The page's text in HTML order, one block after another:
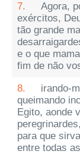
7.
Agora,
exércitos,
tão grande
e o que
fim de não
8.
irando-
queimando
Egito, aonde
para que
entre todas